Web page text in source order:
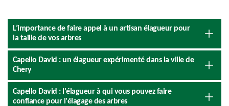
L’importance de faire appel à un artisan élagueur pour
la taille de vos arbres
Capello David : un élagueur expérimenté dans la ville de
Chery
Capello David : l'élagueur à qui vous pouvez faire
confiance pour l'élagage des arbres